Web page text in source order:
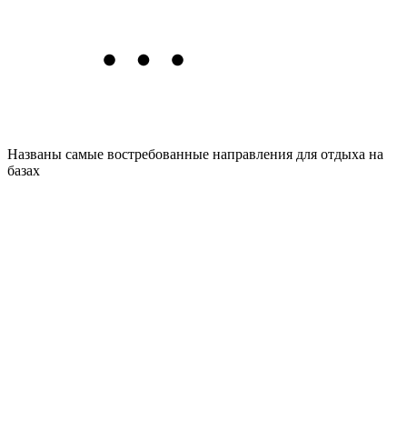
Названы самые востребованные направления для отдыха на
базах